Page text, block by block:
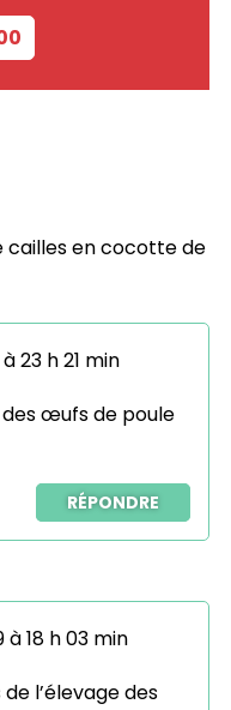
en cocotte de
23 h 21 min
des œufs de poule
RÉPONDRE
à 18 h 03 min
l’élevage des